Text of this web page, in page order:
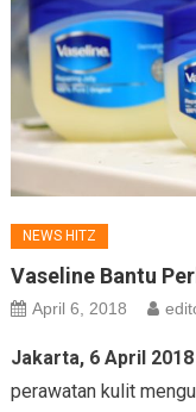
NEWS HITZ
Vaseline Bantu
April 6, 2018
Jakarta, 6 April
perawatan kulit